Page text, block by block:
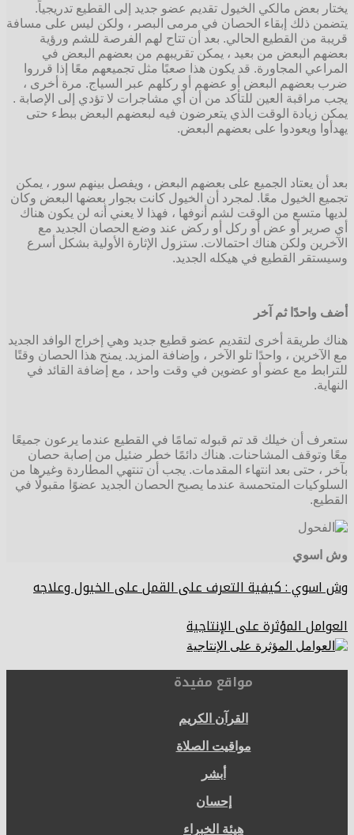
يختار بعض مالكي الخيول تقديم عضو جديد إلى القطيع تدريجياً.
يتضمن ذلك إبقاء الحصان في مرمى البصر ، ولكن ليس على مسافة
قريبة من القطيع الحالي. بعد أن تتاح لهم الفرصة للشم ورؤية
بعضهم البعض من بعيد ، يمكن تقريبهم من بعضهم البعض في
المراعي المجاورة. قد يكون هذا صعبًا مثل تجميعهم معًا إذا قرروا
ضرب بعضهم البعض أو عضهم أو ركلهم عبر السياج. مرة أخرى ،
يجب مراقبة العين للتأكد من أن أي مشاجرات لا تؤدي إلى الإصابة .
يمكن زيادة الوقت الذي يتعرضون فيه لبعضهم البعض ببطء حتى
يهدأوا ويعودوا على بعضهم البعض.
بعد أن يعتاد الجميع على بعضهم البعض ، ويفصل بينهم سور ، يمكن
تجميع الخيول معًا. لمجرد أن الخيول كانت بجوار بعضها البعض وكان
لديها متسع من الوقت لشم أنوفها ، فهذا لا يعني أنه لن يكون هناك
أي صرير أو عض أو ركل أو ركض عند وضع الحصان الجديد مع
الآخرين ولكن هناك احتمالات. ستزول الإثارة الأولية بشكل أسرع
وسيستقر القطيع في هيكله الجديد.
أضف واحدًا ثم آخر
هناك طريقة أخرى لتقديم عضو قطيع جديد وهي إخراج الوافد الجديد
مع الآخرين ، واحدًا تلو الآخر ، وإضافة المزيد. يمنح هذا الحصان وقتًا
للترابط مع عضو أو عضوين في وقت واحد ، مع إضافة القائد في
النهاية.
ستعرف أن خيلك قد تم قبوله تمامًا في القطيع عندما يرعون جميعًا
معًا وتوقف المشاحنات. هناك دائمًا خطر ضئيل من إصابة حصان
بآخر ، حتى بعد انتهاء المقدمات. يجب أن تنتهي المطاردة وغيرها من
السلوكيات المتحمسة عندما يصبح الحصان الجديد عضوًا مقبولًا في
القطيع.
وش اسوي
وش اسوي : كيفية التعرف على القمل على الخيول وعلاجه
العوامل المؤثرة على الإنتاجية
مواقع مفيدة
القرآن الكريم
مواقيت الصلاة
أبشر
إحسان
هيئة الخبراء